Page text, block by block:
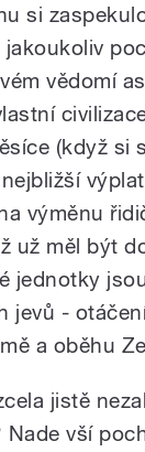
si
vědomí
(když si
výměnu
už měl být
jednotky
jevů -
a oběhu
jistě
vší